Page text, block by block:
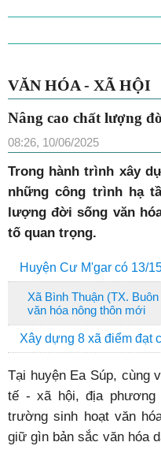
VĂN HÓA - XÃ HỘI
Nâng cao chất lượng
08:26, 10/06/2025
Trong hành trình xây
những công trình hạ
lượng đời sống văn
tố quan trọng.
Huyện Cư M'gar có 13/
Xã Bình Thuận (TX.
văn hóa nông thôn mới
Xây dựng 8 xã điểm đạt
Tại huyện Ea Súp, cùng
tế - xã hội, địa phương
trường sinh hoạt văn
giữ gìn bản sắc văn hóa